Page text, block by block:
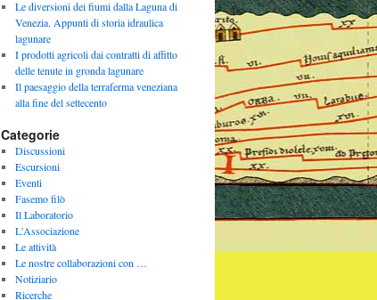
Le diversioni dei fiumi dalla Laguna di
Venezia. Appunti di storia idraulica
lagunare
I prodotti agricoli dai contratti di affitto
delle tenute in gronda lagunare
Il paesaggio della terraferma veneziana
alla fine del settecento
Categorie
Discussioni
Escursioni
Eventi
Fasemo filò
Il Laboratorio
L'Associazione
Le attività
Le nostre collaborazioni con …
Notiziario
Ricerche